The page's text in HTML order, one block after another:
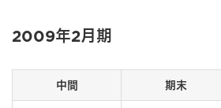
2009年2月期
中間 期末